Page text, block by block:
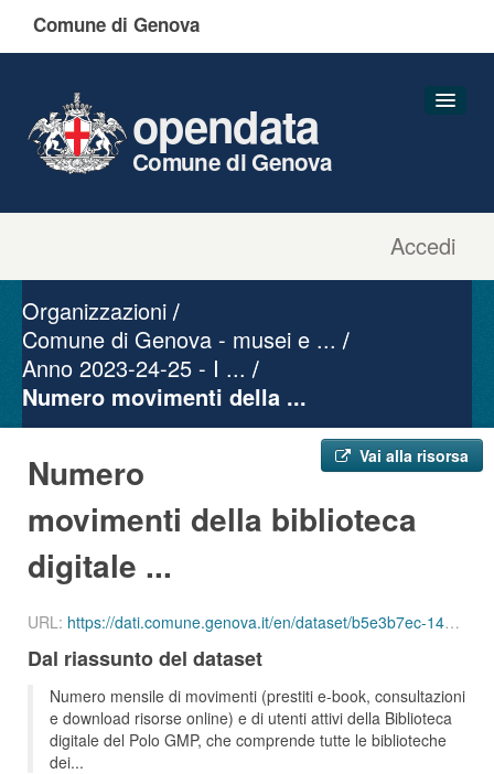
Comune di Genova
Accedi
opendata
Comune di Genova
Gruppi
Informazioni
Organizzazioni
Comune di Genova - musei e ...
Anno 2023-24-25 - I ...
Numero movimenti della ...
Vai alla risorsa
Numero
movimenti della biblioteca
digitale ...
URL: https://dati.comune.genova.it/en/dataset/b5e3b7ec-14a3-43a0-873b-ccbc73297d25/resource/247833ef-473e-438f-aff9-dd40e242abe3/download/num_mov_digitali_01_202309.csv
Dal riassunto del dataset
Numero mensile di movimenti (prestiti e-book, consultazioni
e download risorse online) e di utenti attivi della Biblioteca
digitale del Polo GMP, che comprende tutte le biblioteche
dei...